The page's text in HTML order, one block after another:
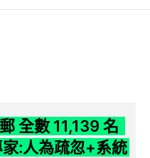
全數 11,139 名
:人為疏忽+系統